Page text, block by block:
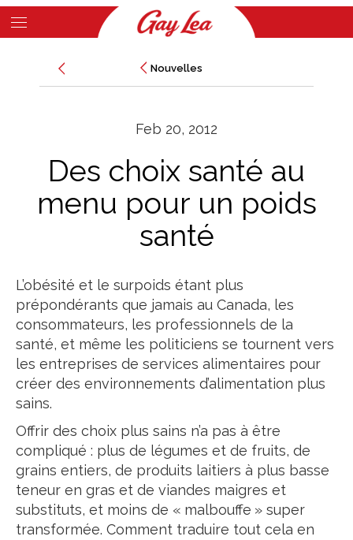
Skip
to
Nouvelles
Nouvelles
Feb 20, 2012
Des choix santé au
menu pour un poids
santé
L’obésité et le surpoids étant plus
prépondérants que jamais au Canada, les
consommateurs, les professionnels de la
santé, et même les politiciens se tournent vers
les entreprises de services alimentaires pour
créer des environnements d’alimentation plus
sains.
Offrir des choix plus sains n’a pas à être
compliqué : plus de légumes et de fruits, de
grains entiers, de produits laitiers à plus basse
teneur en gras et de viandes maigres et
substituts, et moins de « malbouffe » super
transformée. Comment traduire tout cela en